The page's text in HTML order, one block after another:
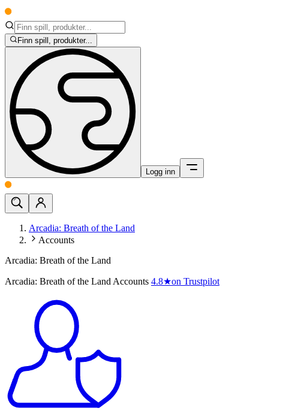
Finn spill, produkter...
Logg inn
Arcadia: Breath of the Land
Accounts
Arcadia: Breath of the Land
Arcadia: Breath of the Land Accounts 4.8★on Trustpilot